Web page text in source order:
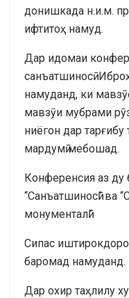
донишкада н.и.м.
ифтитоҳ намуд.
Дар идомаи
санъатшиносӣ
намуданд, ки
мавзӯи мубрами
ниёгон дар
мардумӣ мебошад.
Конференсия аз
“Санъатшиносӣ” ва
монументалӣ”.
Сипас
баромад намуданд.
Дар охир таҳлилу